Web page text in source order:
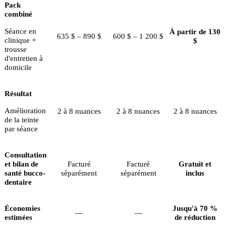
Pack
combiné
Séance en
clinique +
trousse
d'entretien à
domicile
635 $ – 890 $ 600 $ – 1 200 $
À partir de 130
$
Résultat
Amélioration
de la teinte
par séance
2 à 8 nuances 2 à 8 nuances 2 à 8 nuances
Consultation
et bilan de
santé bucco-
dentaire
Facturé
séparément
Facturé
séparément
Gratuit et
inclus
Économies
estimées
— —
Jusqu'à 70 %
de réduction